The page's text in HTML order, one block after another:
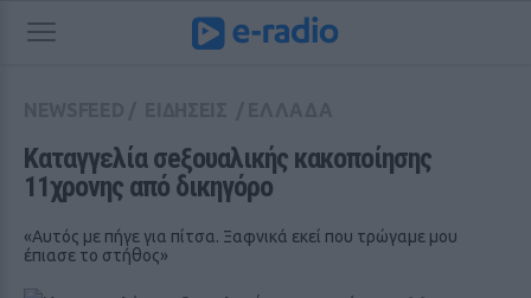
Καταγγελία σeξουαλικής κακοποίησης
11χρονης από δικηγόρο
«Αυτός με πήγε για πίτσα. Ξαφνικά εκεί που τρώγαμε μου
έπιασε το στήθος»